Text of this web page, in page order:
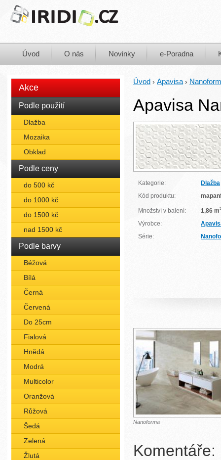
Úvod O nás Novinky e-Poradna
Akce
Podle použití
Dlažba
Mozaika
Obklad
Podle ceny
do 500 kč
do 1000 kč
do 1500 kč
nad 1500 kč
Podle barvy
Béžová
Bílá
Černá
Červená
Do 25cm
Fialová
Hnědá
Modrá
Multicolor
Oranžová
Růžová
Šedá
Zelená
Žlutá
Úvod › Apavisa ›
Apavisa
Kategorie:
Dlažba
Kód produktu:
Množství v balení: 1,86 m
Výrobce:
Série:
Nanoforma
Komentáře: